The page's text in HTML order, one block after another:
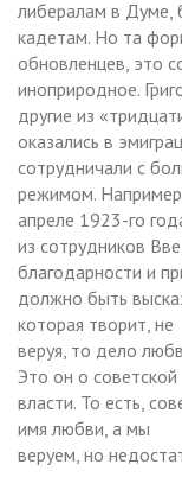
либералам в Думе,
кадетам. Но та
обновленцев, это
иноприродное.
другие из
оказались в
сотрудничали с
режимом.
апреле 1923-го
из сотрудников
благодарности и
должно быть
которая творит, не
веруя, то дело
Это он о советской
власти. То есть,
имя любви, а мы
веруем, но